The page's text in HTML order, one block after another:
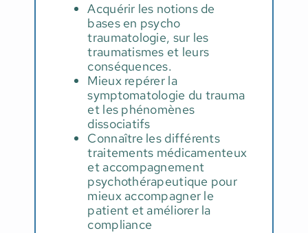
Acquérir les notions de
bases en psycho
traumatologie, sur les
traumatismes et leurs
conséquences.
Mieux repérer la
symptomatologie du trauma
et les phénomènes
dissociatifs
Connaître les différents
traitements médicamenteux
et accompagnement
psychothérapeutique pour
mieux accompagner le
patient et améliorer la
compliance